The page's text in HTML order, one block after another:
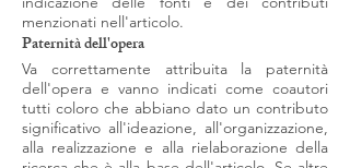
menzionati nell'articolo.
Paternità dell'opera
Va correttamente attribuita la paternità
dell'opera e vanno indicati come coautori
tutti coloro che abbiano dato un contributo
significativo all'ideazione, all'organizzazione,
alla realizzazione e alla rielaborazione della